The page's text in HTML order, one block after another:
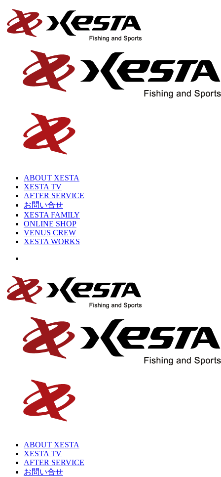
ABOUT XESTA
XESTA TV
AFTER SERVICE
お問い合せ
XESTA FAMILY
ONLINE SHOP
VENUS CREW
XESTA WORKS
ABOUT XESTA
XESTA TV
AFTER SERVICE
お問い合せ